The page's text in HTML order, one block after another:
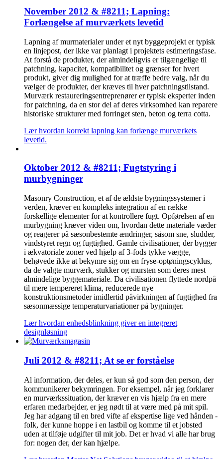
November 2012 & #8211; Lapning:
Forlængelse af murværkets levetid
Lapning af murmaterialer under et nyt byggeprojekt er typisk
en linjepost, der ikke var planlagt i projektets estimeringsfase.
At forstå de produkter, der almindeligvis er tilgængelige til
patchning, kapacitet, kompatibilitet og grænser for hvert
produkt, giver dig mulighed for at træffe bedre valg, når du
vælger de produkter, der kræves til hver patchningstilstand.
Murværk restaureringsentreprenører er typisk eksperter inden
for patchning, da en stor del af deres virksomhed kan reparere
historiske strukturer med forringet sten, beton og terra cotta.
Lær hvordan korrekt lapning kan forlænge murværkets
levetid.
Oktober 2012 & #8211; Fugtstyring i
murbygninger
Masonry Construction, et af de ældste bygningssystemer i
verden, kræver en kompleks integration af en række
forskellige elementer for at kontrollere fugt. Opførelsen af en
murbygning kræver viden om, hvordan dette materiale væder
og reagerer på sæsonbestemte ændringer, såsom sne, sludder,
vindstyret regn og fugtighed. Gamle civilisationer, der bygger
i ækvatoriale zoner ved hjælp af 3-fods tykke vægge,
behøvede ikke at bekymre sig om en fryse-optøningscyklus,
da de valgte murværk, stukker og mursten som deres mest
almindelige byggemateriale. Da civilisationen flyttede nordpå
til mere tempereret klima, reducerede nye
konstruktionsmetoder imidlertid påvirkningen af fugtighed fra
sæsonmæssige temperaturvariationer på bygninger.
Lær hvordan enhedsblinkning giver en integreret
designløsning
Juli 2012 & #8211; At se er forståelse
Al information, der deles, er kun så god som den person, der
kommunikerer bekymringen. For eksempel, når jeg forklarer
en murværkssituation, der kræver en vis hjælp fra en mere
erfaren medarbejder, er jeg nødt til at være med på mit spil.
Jeg har adgang til en bred vifte af ekspertise lige ved hånden -
folk, der kunne hoppe i en lastbil og komme til et jobsted
uden at tilføje udgifter til mit job. Det er hvad vi alle har brug
for: nogen der, der kan hjælpe.